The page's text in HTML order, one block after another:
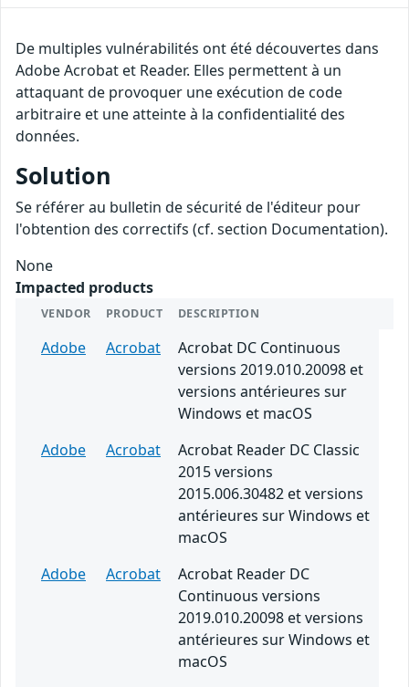
De multiples vulnérabilités ont été découvertes dans
Adobe Acrobat et Reader. Elles permettent à un
attaquant de provoquer une exécution de code
arbitraire et une atteinte à la confidentialité des
données.
Solution
Se référer au bulletin de sécurité de l'éditeur pour
l'obtention des correctifs (cf. section Documentation).
None
Impacted products
VENDOR PRODUCT DESCRIPTION
Adobe Acrobat
Acrobat DC Continuous
versions 2019.010.20098 et
versions antérieures sur
Windows et macOS
Adobe
Acrobat
Acrobat Reader DC Classic
2015 versions
2015.006.30482 et versions
antérieures sur Windows et
macOS
Adobe
Acrobat
Acrobat Reader DC
Continuous versions
2019.010.20098 et versions
antérieures sur Windows et
macOS